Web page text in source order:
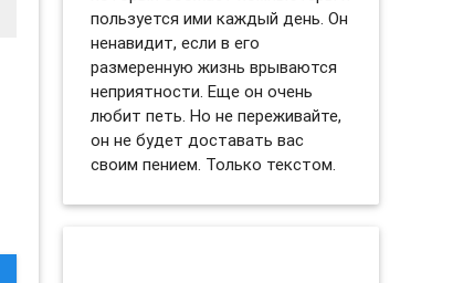
пользуется ими каждый день. Он
ненавидит, если в его
размеренную жизнь врываются
неприятности. Еще он очень
любит петь. Но не переживайте,
он не будет доставать вас
своим пением. Только текстом.